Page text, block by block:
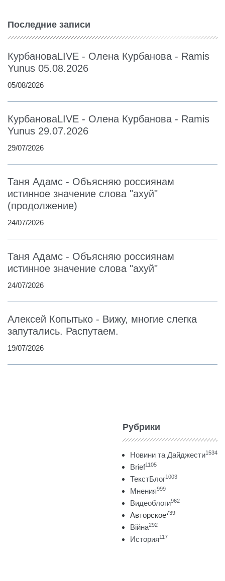
Последние записи
КурбановаLIVE - Олена Курбанова - Ramis
Yunus 05.08.2026
05/08/2026
КурбановаLIVE - Олена Курбанова - Ramis
Yunus 29.07.2026
29/07/2026
Таня Адамс - Объясняю россиянам
истинное значение слова "ахуй"
(продолжение)
24/07/2026
Таня Адамс - Объясняю россиянам
истинное значение слова "ахуй"
24/07/2026
Алексей Копытько - Вижу, многие слегка
запутались. Распутаем.
19/07/2026
Рубрики
Новини та Дайджести1534
Brief1105
ТекстБлог1003
Мнения999
Видеоблоги962
Авторское739
Війна292
История117